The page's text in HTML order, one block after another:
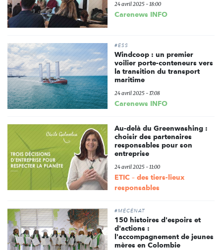
24 avril 2025 - 18:00
Carenews INFO
#ESS
Windcoop : un premier
voilier porte-conteneurs vers
la transition du transport
maritime
24 avril 2025 - 17:08
Carenews INFO
Au-delà du Greenwashing :
choisir des partenaires
responsables pour son
entreprise
24 avril 2025 - 11:00
ETIC – des tiers-lieux
responsables
#MÉCÉNAT
150 histoires d'espoirs et
d'actions :
l'accompagnement de jeunes
mères en Colombie